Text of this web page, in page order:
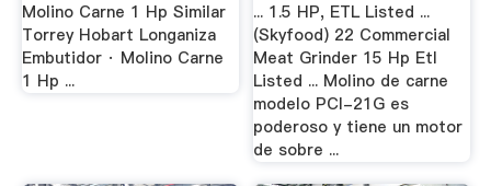
Molino Carne 1 Hp Similar
Torrey Hobart Longaniza
Embutidor · Molino Carne
1 Hp ...
... 1.5 HP, ETL Listed ...
(Skyfood) 22 Commercial
Meat Grinder 15 Hp Etl
Listed ... Molino de carne
modelo PCI-21G es
poderoso y tiene un motor
de sobre ...